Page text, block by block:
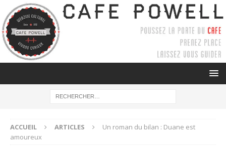
ACCUEIL ARTICLES
Un roman du bilan : Duane est
amoureux